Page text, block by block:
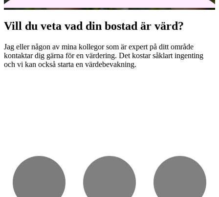
Vill du veta vad din bostad är värd?
Jag eller någon av mina kollegor som är expert på ditt område
kontaktar dig gärna för en värdering. Det kostar såklart ingenting
och vi kan också starta en värdebevakning.